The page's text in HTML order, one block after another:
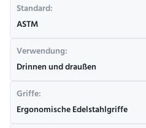
Standard:
ASTM
Verwendung:
Drinnen und draußen
Griffe:
Ergonomische Edelstahlgriffe